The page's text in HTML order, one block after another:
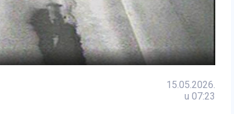
15.05.2026.
u 07:23